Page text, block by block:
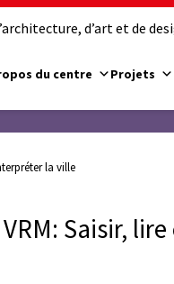
d’art et de
du centre Projets
la ville
Saisir,